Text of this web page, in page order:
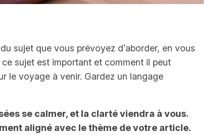
sujet que vous prévoyez d’aborder, en vous
sujet est important et comment il peut
le voyage à venir. Gardez un langage
se calmer, et la clarté viendra à vous.
aligné avec le thème de votre article.